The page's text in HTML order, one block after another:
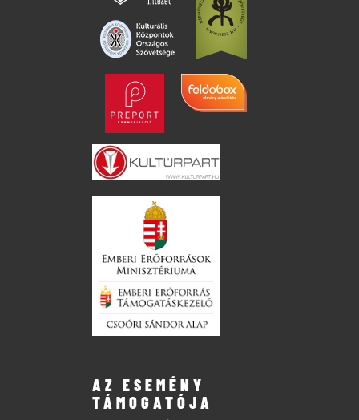
AZ ESEMÉNY
TÁMOGATÓJA